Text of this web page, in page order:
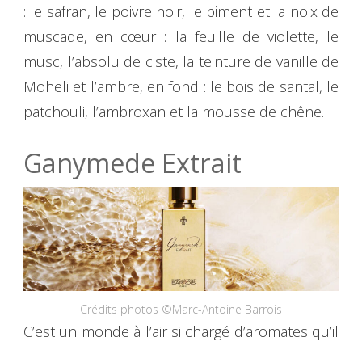
: le safran, le poivre noir, le piment et la noix de
muscade, en cœur : la feuille de violette, le
musc, l’absolu de ciste, la teinture de vanille de
Moheli et l’ambre, en fond : le bois de santal, le
patchouli, l’ambroxan et la mousse de chêne.
Ganymede Extrait
Crédits photos ©Marc-Antoine Barrois
C’est un monde à l’air si chargé d’aromates qu’il